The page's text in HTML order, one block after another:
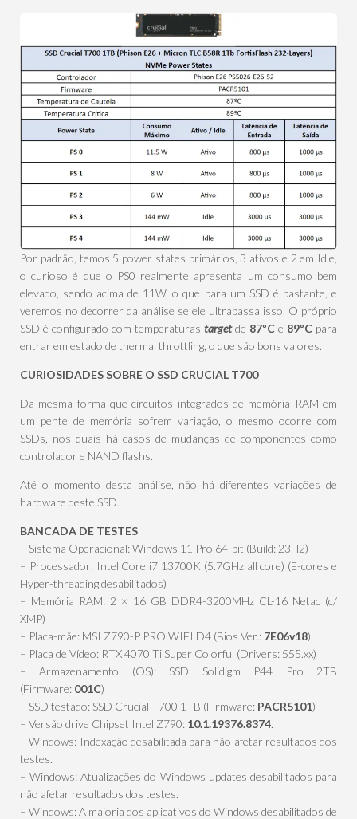
Por padrão, temos 5 power states primários, 3 ativos e 2 em Idle,
o curioso é que o PS0 realmente apresenta um consumo bem
elevado, sendo acima de 11W, o que para um SSD é bastante, e
veremos no decorrer da análise se ele ultrapassa isso. O próprio
SSD é configurado com temperaturas targetde 87ºC e 89ºC para
entrar em estado de thermal throttling, o que são bons valores.
CURIOSIDADES SOBRE O SSD CRUCIAL T700
Da mesma forma que circuitos integrados de memória RAM em
um pente de memória sofrem variação, o mesmo ocorre com
SSDs, nos quais há casos de mudanças de componentes como
controlador e NAND flashs.
Até o momento desta análise, não há diferentes variações de
hardware deste SSD.
BANCADA DE TESTES
– Sistema Operacional: Windows 11 Pro 64-bit (Build: 23H2)
– Processador: Intel Core i7 13700K (5.7GHz all core) (E-cores e
Hyper-threading desabilitados)
– Memória RAM: 2 × 16 GB DDR4-3200MHz CL-16 Netac (c/
XMP)
– Placa-mãe: MSI Z790-P PRO WIFI D4 (Bios Ver.: 7E06v18)
– Placa de Vídeo: RTX 4070 Ti Super Colorful (Drivers: 555.xx)
– Armazenamento (OS): SSD Solidigm P44 Pro 2TB
(Firmware: 001C)
– SSD testado: SSD Crucial T700 1TB (Firmware: PACR5101)
– Versão drive Chipset Intel Z790: 10.1.19376.8374.
– Windows: Indexação desabilitada para não afetar resultados dos
testes.
– Windows: Atualizações do Windows updates desabilitados para
não afetar resultados dos testes.
– Windows: A maioria dos aplicativos do Windows desabilitados de